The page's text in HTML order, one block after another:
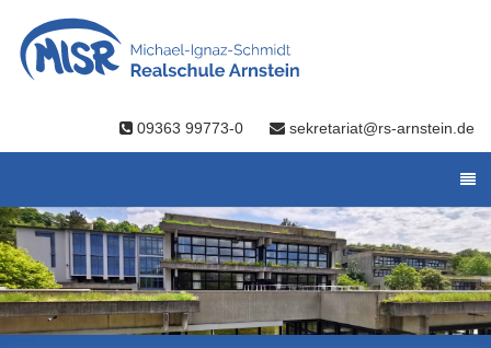
09363 99773-0 sekretariat@rs-arnstein.de